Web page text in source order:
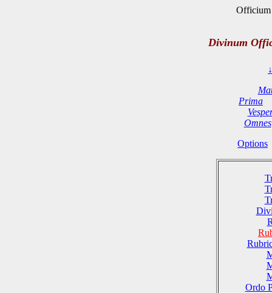
Officium
Divinum
↓
Prima
Omnes
Options
Ordo